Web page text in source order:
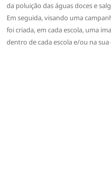
da poluição das águas doces e
Em seguida, visando uma
foi criada, em cada escola, uma
dentro de cada escola e/ou na